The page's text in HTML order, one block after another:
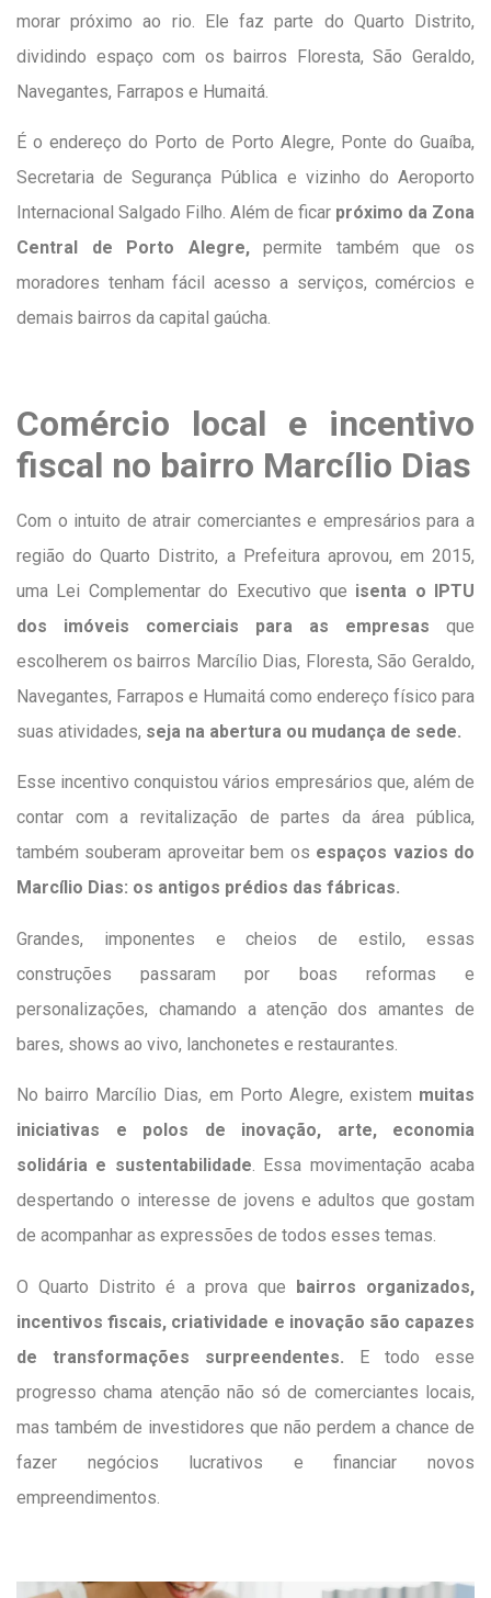
morar próximo ao rio. Ele faz parte do Quarto Distrito,
dividindo espaço com os bairros Floresta, São Geraldo,
Navegantes, Farrapos e Humaitá.
É o endereço do Porto de Porto Alegre, Ponte do Guaíba,
Secretaria de Segurança Pública e vizinho do Aeroporto
Internacional Salgado Filho. Além de ficar próximo da Zona
Central de Porto Alegre,permite também que os
moradores tenham fácil acesso a serviços, comércios e
demais bairros da capital gaúcha.
Comércio local e incentivo
fiscal no bairro Marcílio Dias
Com o intuito de atrair comerciantes e empresários para a
região do Quarto Distrito, a Prefeitura aprovou, em 2015,
uma Lei Complementar do Executivo que isenta o IPTU
dos imóveis comerciais para as empresas que
escolherem os bairros Marcílio Dias, Floresta, São Geraldo,
Navegantes, Farrapos e Humaitá como endereço físico para
suas atividades, seja na abertura ou mudança de sede.
Esse incentivo conquistou vários empresários que, além de
contar com a revitalização de partes da área pública,
também souberam aproveitar bem os espaços vazios do
Marcílio Dias: os antigos prédios das fábricas.
Grandes, imponentes e cheios de estilo, essas
construções passaram por boas reformas e
personalizações, chamando a atenção dos amantes de
bares, shows ao vivo, lanchonetes e restaurantes.
No bairro Marcílio Dias, em Porto Alegre, existem muitas
iniciativas e polos de inovação, arte, economia
solidária e sustentabilidade. Essa movimentação acaba
despertando o interesse de jovens e adultos que gostam
de acompanhar as expressões de todos esses temas.
O Quarto Distrito é a prova que bairros organizados,
incentivos fiscais, criatividade e inovação são capazes
de transformações surpreendentes. E todo esse
progresso chama atenção não só de comerciantes locais,
mas também de investidores que não perdem a chance de
fazer negócios lucrativos e financiar novos
empreendimentos.